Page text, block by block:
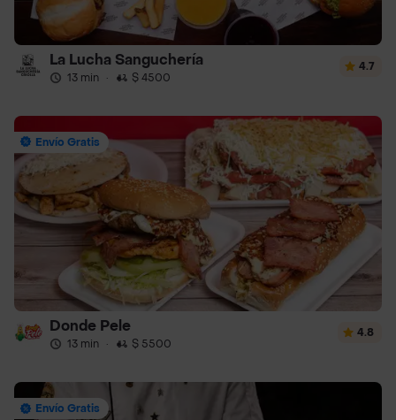
La Lucha Sanguchería
13 min · $ 4500
4.7
Envío Gratis
Donde Pele
13 min · $ 5500
4.8
Envío Gratis